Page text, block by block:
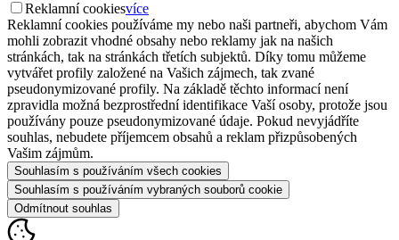
Reklamní cookiesvíce
Reklamní cookies používáme my nebo naši partneři, abychom Vám
mohli zobrazit vhodné obsahy nebo reklamy jak na našich
stránkách, tak na stránkách třetích subjektů. Díky tomu můžeme
vytvářet profily založené na Vašich zájmech, tak zvané
pseudonymizované profily. Na základě těchto informací není
zpravidla možná bezprostřední identifikace Vaší osoby, protože jsou
používány pouze pseudonymizované údaje. Pokud nevyjádříte
souhlas, nebudete příjemcem obsahů a reklam přizpůsobených
Vašim zájmům.
Souhlasím s používáním všech cookies
Souhlasím s používáním vybraných souborů cookie
Odmítnout souhlas